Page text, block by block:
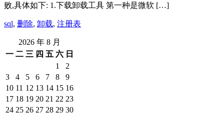
败,具体如下: 1.下载卸载工具 第一种是微软 […]
sql, 删除, 卸载, 注册表
2026 年 8 月
一 二 三 四 五 六 日
1
2
3
4 5 6 7 8
9
10 11 12 13 14 15 16
17 18 19 20 21 22 23
24 25 26 27 28 29 30